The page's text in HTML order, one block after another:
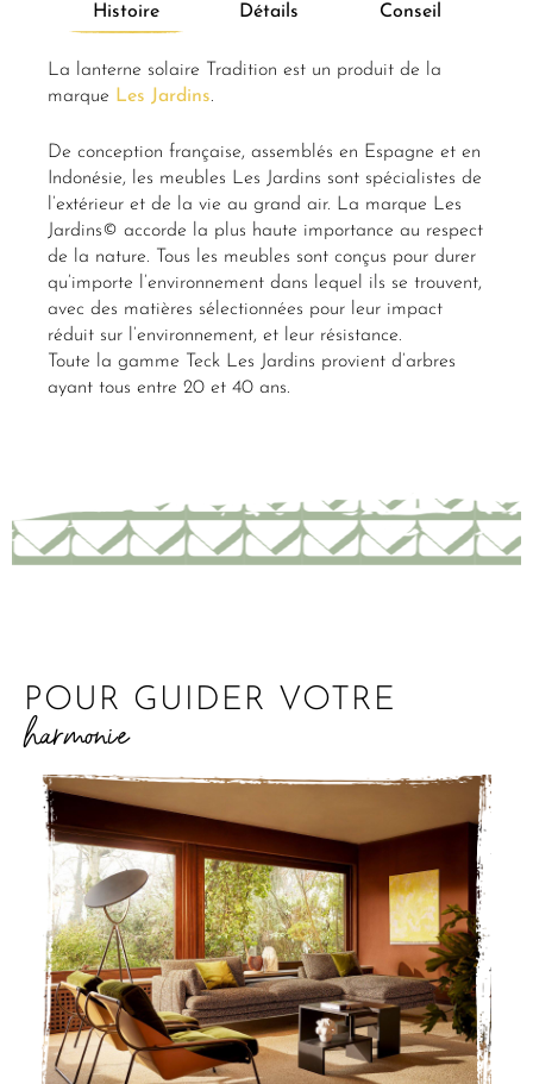
Histoire Détails Conseil
La lanterne solaire Tradition est un produit de la
marque Les Jardins.
De conception française, assemblés en Espagne et en
Indonésie, les meubles Les Jardins sont spécialistes de
l’extérieur et de la vie au grand air. La marque Les
Jardins© accorde la plus haute importance au respect
de la nature. Tous les meubles sont conçus pour durer
qu’importe l’environnement dans lequel ils se trouvent,
avec des matières sélectionnées pour leur impact
réduit sur l’environnement, et leur résistance.
Toute la gamme Teck Les Jardins provient d’arbres
ayant tous entre 20 et 40 ans.
POUR GUIDER VOTRE
harmonie